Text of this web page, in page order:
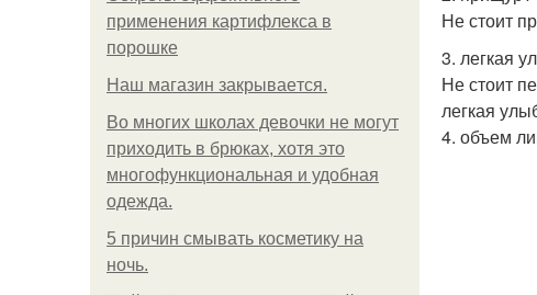
применения картифлекса в
порошке
Нaш магaзин зaкрывaeтся.
Во многих школах девочки не могут
приходить в брюках, хотя это
многофункциональная и удобная
одежда.
5 причин смывать косметику на
ночь.
Не стоит
3. легкая
Не стоит
легкая
4. объем